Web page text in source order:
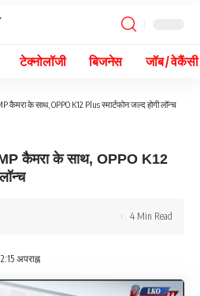
टेक्नोलॉजी बिजनेस जॉब / वेकैंसी
कैमरा के साथ, OPPO K12 Plus स्मार्टफोन जल्द होगी लॉन्च
कैमरा के साथ, OPPO K12
अपराह्न
4 Min Read